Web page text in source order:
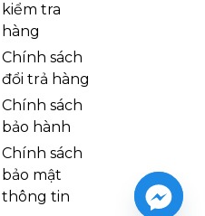
kiểm tra
hàng
Chính sách
đổi trả hàng
Chính sách
bảo hành
Chính sách
bảo mật
thông tin